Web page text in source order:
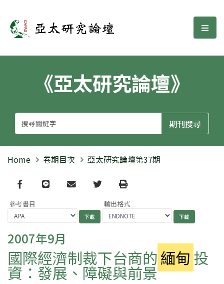
亞太研究論壇 選
《亞太研究論壇》
Home 卷期目次 亞太研究論壇第37期
Facebook
line email TwitterPrint
參考書目 輸出格式
2007年9月
國際經濟制裁下台商的緬甸 投
資：發展、障礙與前景